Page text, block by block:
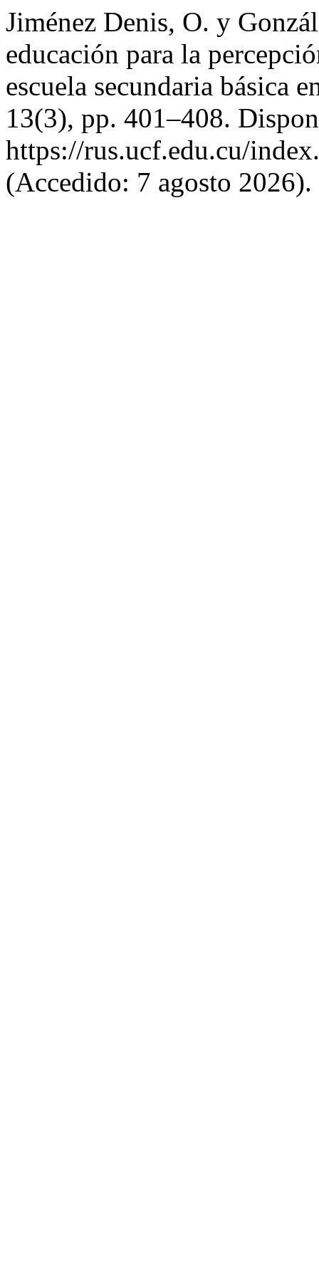
Jiménez Denis, O. y
educación para la
escuela secundaria básica
13(3), pp. 401–408.
https://rus.ucf.edu.cu/
(Accedido: 7 agosto 2026).